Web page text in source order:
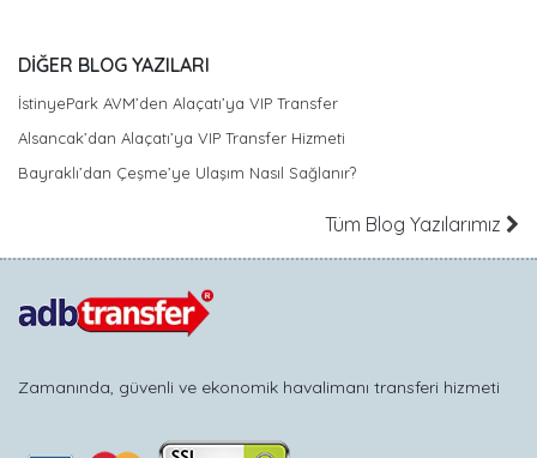
DİĞER BLOG YAZILARI
İstinyePark AVM’den Alaçatı’ya VIP Transfer
Alsancak’dan Alaçatı’ya VIP Transfer Hizmeti
Bayraklı’dan Çeşme’ye Ulaşım Nasıl Sağlanır?
Tüm Blog Yazılarımız
Zamanında, güvenli ve ekonomik havalimanı transferi hizmeti